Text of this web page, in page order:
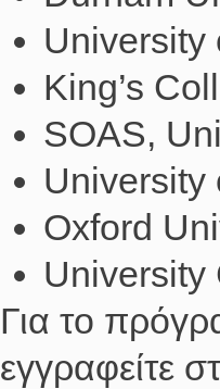
University
King’s
SOAS,
University
Oxford
University
Για το
εγγραφείτε